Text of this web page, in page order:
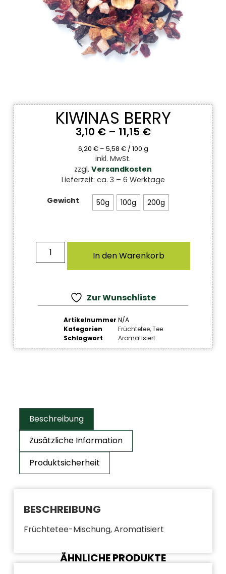
KIWINAS BERRY
3,10 €– 11,15 €
6,20 €– 5,58 €/ 100 g
inkl. MwSt.
zzgl. Versandkosten
Lieferzeit: ca. 3 – 6 Werktage
Gewicht 50g 100g 200g
In den Warenkorb
Zur Wunschliste
Artikelnummer N/A
Kategorien
Früchtetee,Tee
Schlagwort
Aromatisiert
Beschreibung
Zusätzliche Information
Produktsicherheit
BESCHREIBUNG
Früchtetee-Mischung, Aromatisiert
ÄHNLICHE PRODUKTE